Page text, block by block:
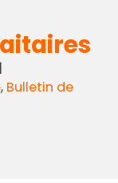
|
, Bulletin de